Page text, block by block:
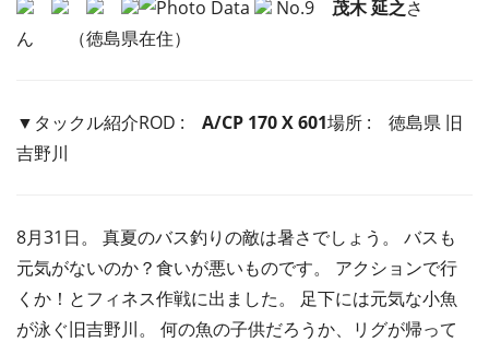
No.9 茂木 延之さ
ん （徳島県在住）
▼タックル紹介ROD : A/CP 170 X 601場所 :
徳島県 旧
吉野川
8月31日。 真夏のバス釣りの敵は暑さでしょう。 バスも
元気がないのか？食いが悪いものです。 アクションで行
くか！とフィネス作戦に出ました。 足下には元気な小魚
が泳ぐ旧吉野川。 何の魚の子供だろうか、リグが帰って